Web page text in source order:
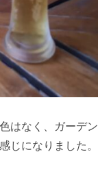
はなく、ガーデン
じになりました。